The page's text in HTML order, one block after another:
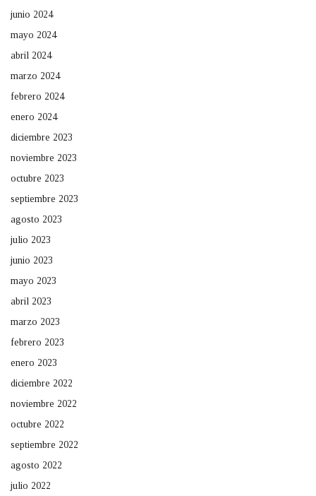
junio 2024
mayo 2024
abril 2024
marzo 2024
febrero 2024
enero 2024
diciembre 2023
noviembre 2023
octubre 2023
septiembre 2023
agosto 2023
julio 2023
junio 2023
mayo 2023
abril 2023
marzo 2023
febrero 2023
enero 2023
diciembre 2022
noviembre 2022
octubre 2022
septiembre 2022
agosto 2022
julio 2022